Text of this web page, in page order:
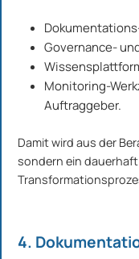
Governance-
Monitoring-
Auftraggeber.
Damit wird aus der
sondern ein
4.